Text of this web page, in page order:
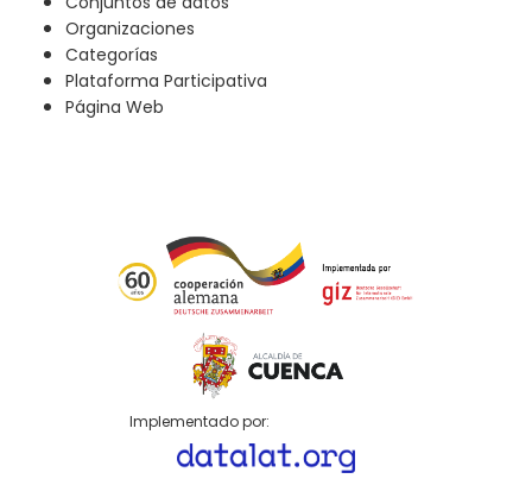
Organizaciones
Categorías
Plataforma Participativa
Página Web
Implementado por: